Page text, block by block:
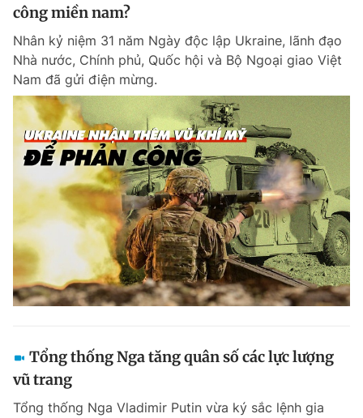
công miền nam?
Nhân kỷ niệm 31 năm Ngày độc lập Ukraine, lãnh đạo
Nhà nước, Chính phủ, Quốc hội và Bộ Ngoại giao Việt
Nam đã gửi điện mừng.
Tổng thống Nga tăng quân số các lực lượng
vũ trang
Tổng thống Nga Vladimir Putin vừa ký sắc lệnh gia